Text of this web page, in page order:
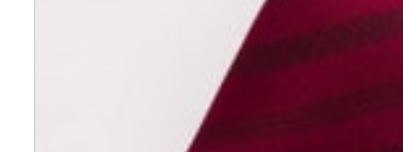
個人事業主・フリーラン
個人事業・フリーランス